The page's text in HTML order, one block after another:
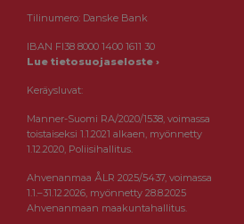
Tilinumero: Danske Bank
IBAN FI38 8000 1400 1611 30
Lue tietosuojaseloste ›
Keräysluvat:
Manner-Suomi RA/2020/1538, voimassa
toistaiseksi 1.1.2021 alkaen, myönnetty
1.12.2020, Poliisihallitus.
Ahvenanmaa ÅLR 2025/5437, voimassa
1.1.–31.12.2026, myönnetty 28.8.2025
Ahvenanmaan maakuntahallitus.